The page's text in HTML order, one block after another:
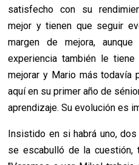
satisfecho con su
mejor y tienen que seguir
margen de mejora,
experiencia también le
mejorar y Mario más todavía
aquí en su primer año de
aprendizaje. Su evolución es
Insistido en si habrá uno,
se escabulló de la cuestión,